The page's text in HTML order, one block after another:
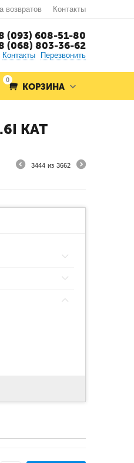
возвратов Контакты
(093) 608-51-80
(068) 803-36-62
Контакты Перезвонить
0
КОРЗИНА
KAT
3444 из 3662